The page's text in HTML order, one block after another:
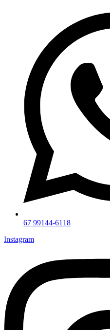
67 99144-6118
Instagram